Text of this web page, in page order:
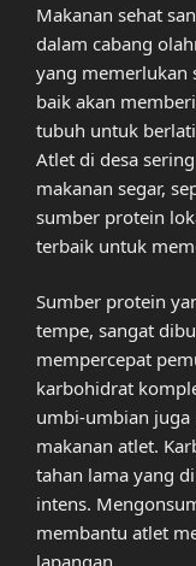
Makanan sehat
dalam cabang
yang memerlukan
baik akan
tubuh untuk
Atlet di desa
makanan segar,
sumber protein
terbaik untuk
Sumber protein
tempe, sangat
mempercepat
karbohidrat
umbi-umbian juga
makanan atlet.
tahan lama yang
intens.
membantu atlet